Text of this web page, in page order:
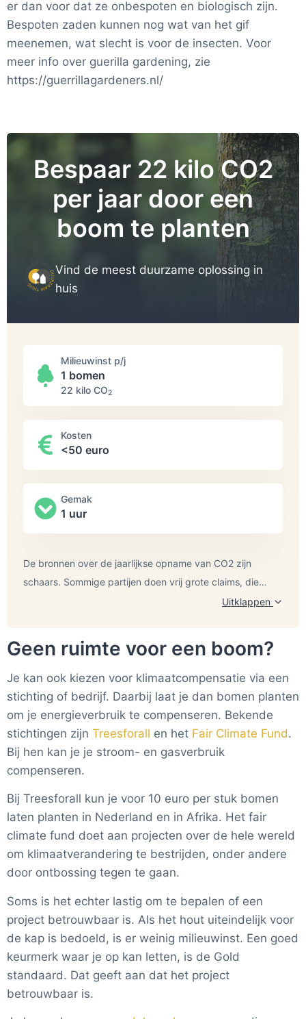
er dan voor dat ze onbespoten en biologisch zijn.
Bespoten zaden kunnen nog wat van het gif
meenemen, wat slecht is voor de insecten. Voor
meer info over guerilla gardening, zie
https://guerrillagardeners.nl/
Bespaar 22 kilo CO2
per jaar door een
boom te planten
Vind de meest duurzame oplossing in
huis
Milieuwinst p/j
1 bomen
22 kilo СО2
Kosten
<50 euro
Gemak
1 uur
De bronnen over de jaarlijkse opname van CO2 zijn
schaars. Sommige partijen doen vrij grote claims, die
moeilijk onderbouwd kunnen worden. Onderstaand
gezet.https://slightlyunconventional.com/how-much-
co2-tree-absorb-each-year/stelt 21,77
KG.https://www.zaailingen.com/co2-compensatie-27-
door-de-bomen-het-bos-niet-meer-zien/stelt ook 21,77
KG.https://www.carbonpirates.com/blog/how-much-
carbon-do-trees-absorb/
stelt dat een baby boom 5,9
kilo per jaar opneemt en een gemiddelde 10 jaar oude
per jaar (24
kilo).https://dutchrenewergy.nl/ufaqs/hoeveel-co2-
uitstoot-compenseert-1-boom-per-jaar/stelt ongeveer 20
kilo per jaar. Concluderende nemen we het gemiddelde
van deze getallen en gaan we ervan uit dat een
volwassen boom gemiddeld cq 22 kilo CO2 opneemt.
Duurzaam Thuis methode
vergelijkbaar en begrijpelijk. We gebruiken zoveel
mogelijk bestaande bronnen met autoriteit en
wetenschappelijke methodes. En waar nodig berekenen
of controleren we oplossingen zelf. We berekenen en
testen oplossingen op 2 niveau's. Als eerste brengen we
voor oplossingen de impact in beeld, met als belangrijkste
indicator hoeveel bomen je hebt bespaard. En als tweede
score geven.
impact
van oplossingen/productgroepen brengen we
als volgt in kaart:
Bomen bespaard: Met een Life Cycle Assessment
productie en van het gebruik in kaart worden
gebracht. Wij focussen hier op de gemiddelde CO2
besparing per jaar bij een 2 persoonswoning ten
opzichte van de "oude" situatie. Omdat CO2 niet
altijd even aansprekend is, hebben we deze
omgerekend naar de CO2 opname van bomen per
jaar (22 kilo CO2).
Uitklappen
Geen ruimte voor een boom?
Je kan ook kiezen voor klimaatcompensatie via een
stichting of bedrijf. Daarbij laat je dan bomen planten
om je energieverbruik te compenseren. Bekende
stichtingen zijn Treesforall en het Fair Climate Fund.
Bij hen kan je je stroom- en gasverbruik
compenseren.
Bij Treesforall kun je voor 10 euro per stuk bomen
laten planten in Nederland en in Afrika. Het fair
climate fund doet aan projecten over de hele wereld
om klimaatverandering te bestrijden, onder andere
door ontbossing tegen te gaan.
Soms is het echter lastig om te bepalen of een
project betrouwbaar is. Als het hout uiteindelijk voor
de kap is bedoeld, is er weinig milieuwinst. Een goed
keurmerk waar je op kan letten, is de Gold
standaard. Dat geeft aan dat het project
betrouwbaar is.